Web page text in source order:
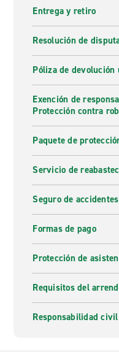
Entrega y retiro
Resolución de
Póliza de
Exención de
Protección contra
Paquete de
Servicio de
Seguro de
Formas de pago
Protección de
Requisitos del
Responsabilidad